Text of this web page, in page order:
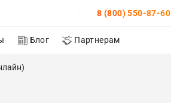
8 (800) 550-87-60
Блог Партнерам